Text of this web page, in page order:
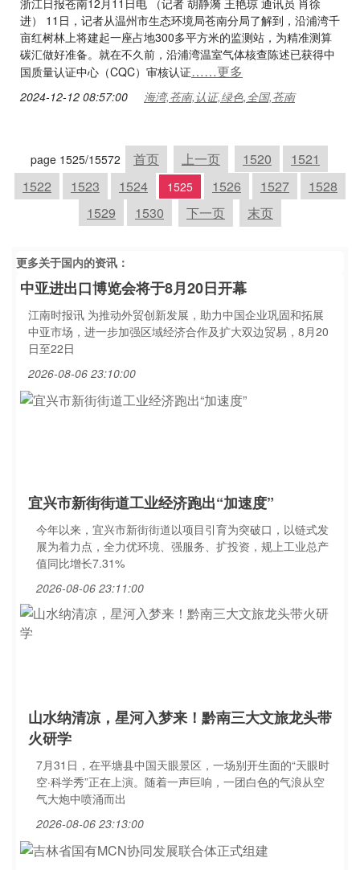
浙江日报苍南12月11日电 （记者 胡静漪 王艳琼 通讯员 肖徐
进） 11日，记者从温州市生态环境局苍南分局了解到，沿浦湾千
亩红树林上将建起一座占地300多平方米的监测站，为精准测算
碳汇做好准备。就在不久前，沿浦湾温室气体核查陈述已获得中
国质量认证中心（CQC）审核认证……更多
2024-12-12 08:57:00 海湾,苍南,认证,绿色,全国,苍南
page 1525/15572 首页 上一页 1520
1521
1522
1523 1524 1525 1526 1527
1528
1529
1530 下一页 末页
更多关于国内的资讯：
中亚进出口博览会将于8月20日开幕
江南时报讯 为推动外贸创新发展，助力中国企业巩固和拓展
中亚市场，进一步加强区域经济合作及扩大双边贸易，8月20
日至22日
2026-08-06 23:10:00
宜兴市新街街道工业经济跑出“加速度”
今年以来，宜兴市新街街道以项目引育为突破口，以链式发
展为着力点，全力优环境、强服务、扩投资，规上工业总产
值同比增长7.31%
2026-08-06 23:11:00
山水纳清凉，星河入梦来！黔南三大文旅龙头带
火研学
7月31日，在平塘县中国天眼景区，一场别开生面的“天眼时
空·科学秀”正在上演。随着一声巨响，一团白色的气浪从空
气大炮中喷涌而出
2026-08-06 23:13:00